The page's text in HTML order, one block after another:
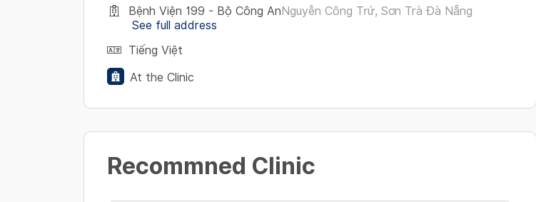
Bệnh Viện 199 - Bộ Công AnNguyễn Công Trứ, Sơn Trà Đà Nẵng
See full address
Tiếng Việt
At the Clinic
Recommned Clinic